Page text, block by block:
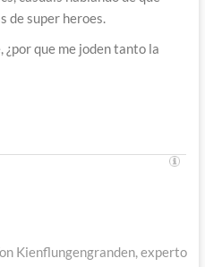
de super heroes.
¿por que me joden tanto la
Kienflungengranden, experto